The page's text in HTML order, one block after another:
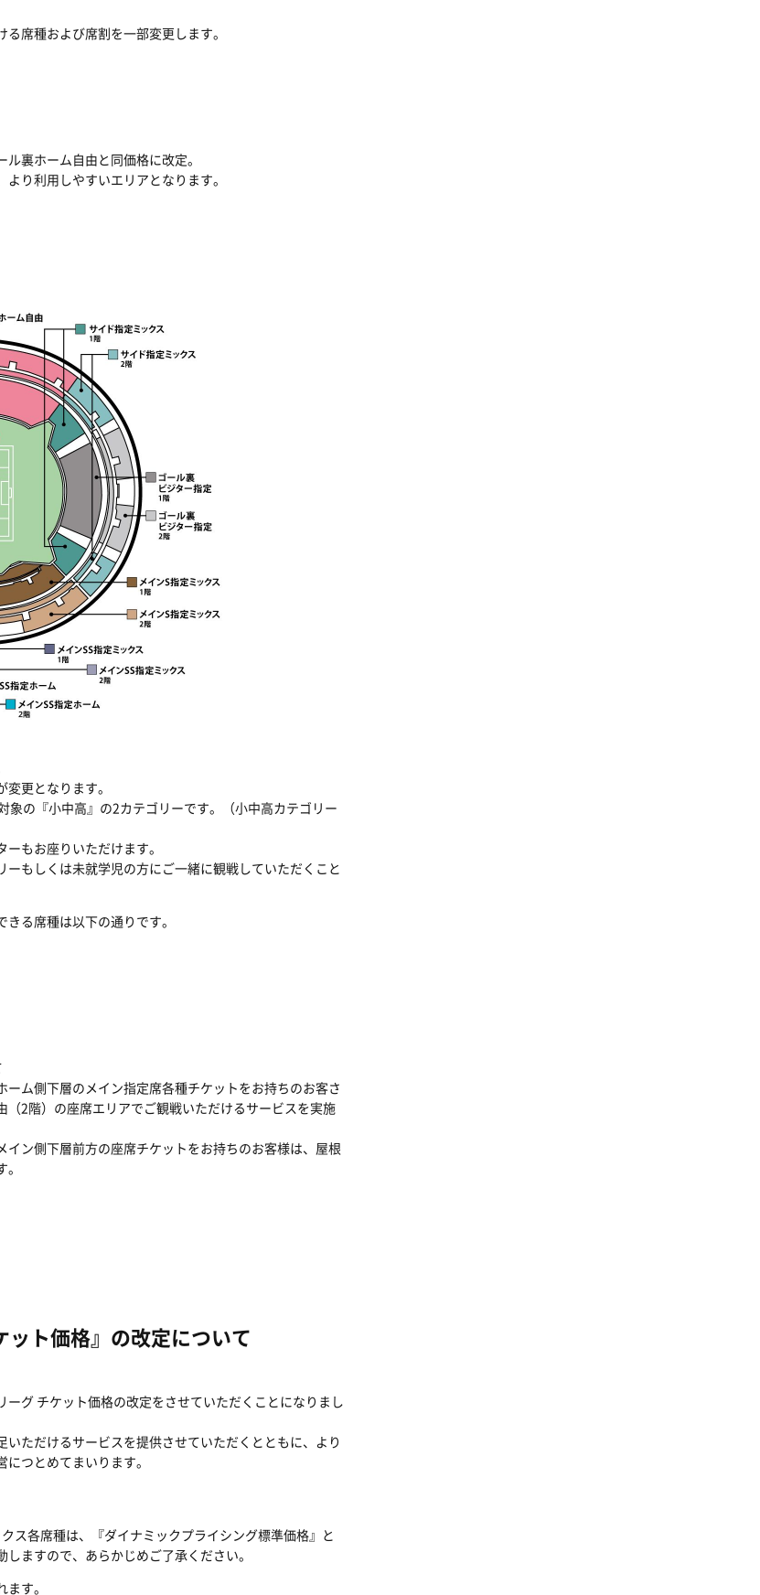
席種および席割を一部変更します。
裏ホーム自由と同価格に改定。
り利用しやすいエリアとなります。
更となります。
の『小中高』の2カテゴリーです。（小中高カテゴリー
もお座りいただけます。
もしくは未就学児の方にご一緒に観戦していただくこと
る席種は以下の通りです。
ム側下層のメイン指定席各種チケットをお持ちのお客さ
2階）の座席エリアでご観戦いただけるサービスを実施
ン側下層前方の座席チケットをお持ちのお客様は、屋根
ト価格』の改定について
グ チケット価格の改定をさせていただくことになりまし
ただけるサービスを提供させていただくとともに、より
つとめてまいります。
ス各席種は、『ダイナミックプライシング標準価格』と
ますので、あらかじめご了承ください。
す。